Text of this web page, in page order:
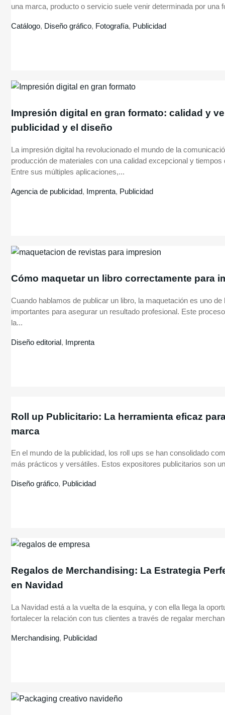
una marca, producto o servicio suele venir determinada por una
Catálogo, Diseño gráfico, Fotografía, Publicidad
Impresión digital en gran formato: calidad y
publicidad y el diseño
La impresión digital ha revolucionado el mundo de la
producción de materiales con una calidad excepcional y tiempos
Entre sus múltiples aplicaciones,...
Agencia de publicidad, Imprenta, Publicidad
Cómo maquetar un libro correctamente para
Cuando hablamos de publicar un libro, la maquetación es uno
importantes para asegurar un resultado profesional. Este
la...
Diseño editorial, Imprenta
Roll up Publicitario: La herramienta eficaz
marca
En el mundo de la publicidad, los roll ups se han consolidado
más prácticos y versátiles. Estos expositores publicitarios son
Diseño gráfico, Publicidad
Regalos de Merchandising: La Estrategia
en Navidad
La Navidad está a la vuelta de la esquina, y con ella llega la
fortalecer la relación con tus clientes a través de regalar
Merchandising, Publicidad